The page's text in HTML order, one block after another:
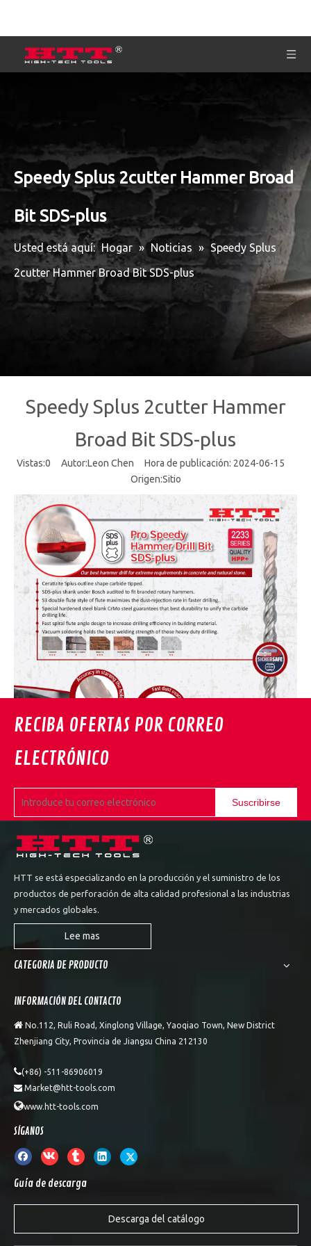
Speedy Splus 2cutter Hammer Broad
Bit SDS-plus
Usted está aquí: Hogar » Noticias » Speedy Splus
2cutter Hammer Broad Bit SDS-plus
Speedy Splus 2cutter Hammer
Broad Bit SDS-plus
Vistas:0 Autor:Leon Chen Hora de publicación: 2024-06-15
Origen:Sitio
taladro de martillo
RECIBA OFERTAS POR CORREO
ELECTRÓNICO
Suscribirse
HTT se está especializando en la producción y el suministro de los
productos de perforación de alta calidad profesional a las industrias
y mercados globales.
Lee mas
CATEGORIA DE PRODUCTO
INFORMACIÓN DEL CONTACTO
 No.112, Ruli Road, Xinglong Village, Yaoqiao Town, New District
Zhenjiang City, Provincia de Jiangsu China 212130
(+86) -511-86906019
 Market@htt-tools.com
www.htt-tools.com
SÍGANOS
Guía de descarga
Descarga del catálogo